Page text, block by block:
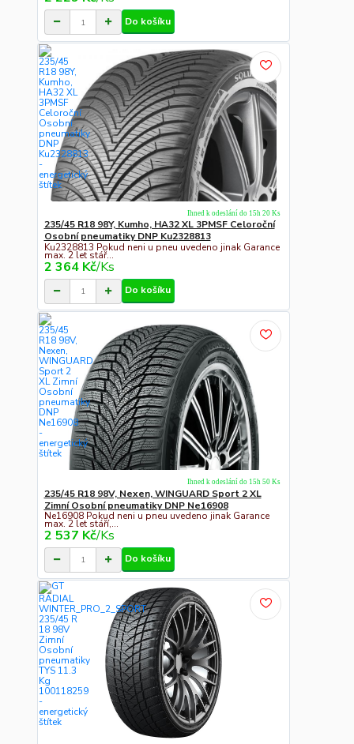
Do košíku
235/45 R18 98Y, Kumho, HA32 XL 3PMSF Celoroční
Osobní pneumatiky DNP Ku2328813
Ku2328813 Pokud neni u pneu uvedeno jinak Garance
max. 2 let stář...
2 364 Kč/Ks
Ihned k odeslání do 15h 20 Ks
Do košíku
235/45 R18 98V, Nexen, WINGUARD Sport 2 XL
Zimní Osobní pneumatiky DNP Ne16908
Ne16908 Pokud neni u pneu uvedeno jinak Garance
max. 2 let stáří,...
2 537 Kč/Ks
Ihned k odeslání do 15h 50 Ks
Do košíku